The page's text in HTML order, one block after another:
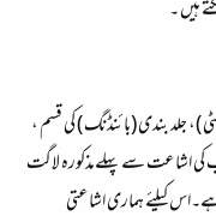
)، جلد بندی (بائنڈنگ ) کی قسم ،
کی اشاعت سے پہلےمذکورہ لاگت
کیلئے ہماری اشاعتی